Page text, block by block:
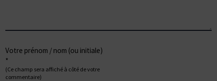
Votre prénom / nom (ou initiale)
*
(Ce champ sera affiché à côté de votre
commentaire)